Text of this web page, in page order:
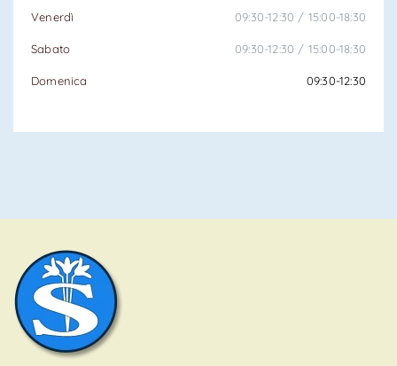
Venerdì 09:30-12:30 / 15:00-18:30
Sabato 09:30-12:30 / 15:00-18:30
Domenica 09:30-12:30